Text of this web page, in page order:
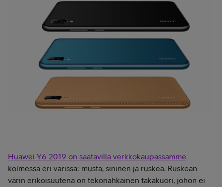
Huawei Y6 2019 on saatavilla verkkokaupassamme
kolmessa eri värissä: musta, sininen ja ruskea. Ruskean
värin erikoisuutena on tekonahkainen takakuori, johon ei